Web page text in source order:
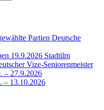
Partien Deutsche
19.9.2026 Stadtilm
Vize-Seniorenmeister
– 27.9.2026
– 13.10.2026